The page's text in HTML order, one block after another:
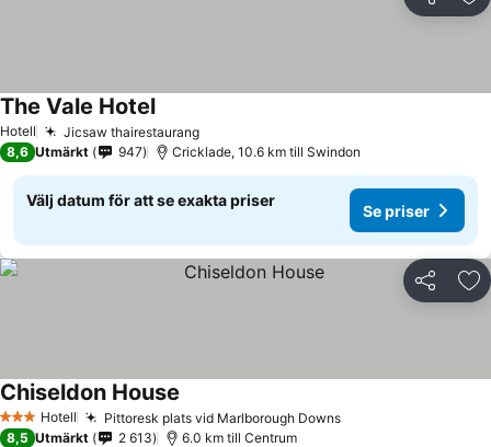
Dela
Hotell Jicsaw thairestaurangSe priser
The Vale HotelSe priser
8,6 Utmärkt 947 Cricklade, 10.6 km till Swindon
Välj datum för att se exakta priser
Se priser
Dela
3 StjärnorHotell Pittoresk plats vid Marlborough DownsSe priser
Chiseldon House
8,5 Utmärkt 2 613 6.0 km till Centrum